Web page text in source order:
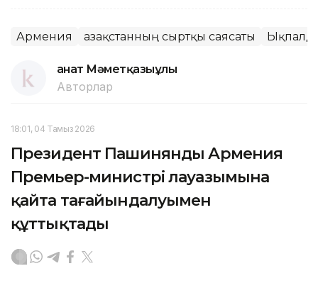
Армения Қазақстанның сыртқы саясаты
Қанат Мәметқазыұлы
Авторлар
18:01, 04 Тамыз 2026
Президент Пашинянды Армения
Премьер-министрі лауазымына
қайта тағайындалуымен
құттықтады